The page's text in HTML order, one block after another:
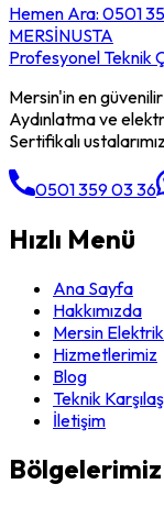
Hemen Ara: 0501
MERSİNUSTA
Profesyonel Teknik
Mersin'in en
Aydınlatma ve
Sertifikalı
0501 359 03 36
Hızlı Menü
Ana Sayfa
Hakkımızda
Mersin
Hizmetlerimiz
Blog
Teknik
İletişim
Bölgelerimiz